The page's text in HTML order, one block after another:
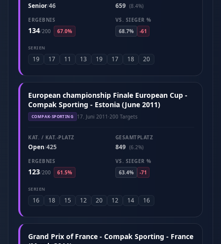
Senior/46 659 (8.4%)
ERGEBNIS
134/200 67.0%
VS. SIEGER %
68.7%
-61
SERIEN
19 17 11 13 19 17 18 20
European championship Finale European Cup -
Compak Sporting - Estonia (June 2011)
COMPAK-SPORTING 17. Juni 2011 ·200 Targets
KAT. / KAT.-PLATZ
Open/425
GESAMTPLATZ
849 (6.2%)
ERGEBNIS
123/200 61.5%
VS. SIEGER %
63.4%
-71
SERIEN
16 18 15 12 20 12 14 16
Grand Prix of France - Compak Sporting - France